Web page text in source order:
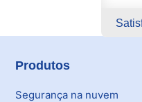
Produtos
Segurança na nuvem